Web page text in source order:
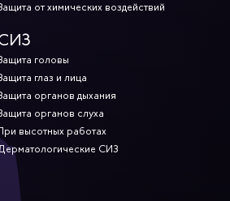
от химических воздействий
головы
глаз и лица
органов дыхания
органов слуха
высотных работах
СИЗ